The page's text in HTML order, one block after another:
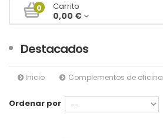
0 Carrito
0,00 €
Destacados
Inicio Complementos de oficina
Ordenar por